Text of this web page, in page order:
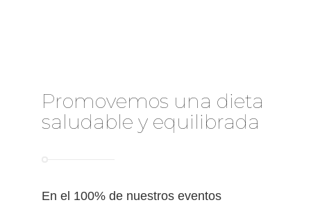
Promovemos una dieta
saludable y equilibrada
En el 100% de nuestros eventos